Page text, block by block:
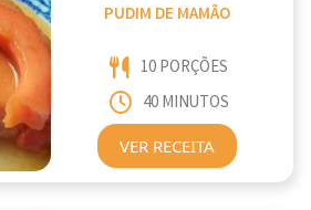
PUDIM DE MAMÃO
10 PORÇÕES
40 MINUTOS
VER RECEITA